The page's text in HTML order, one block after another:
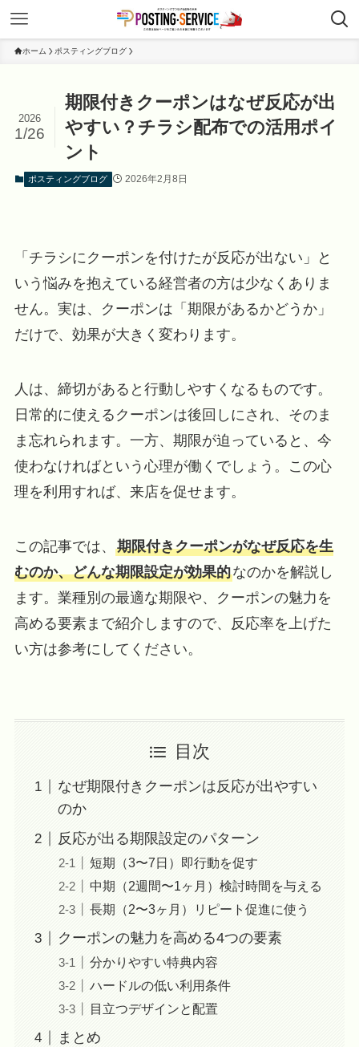
ホーム ポスティングブログ
期限付きクーポンはなぜ反応が出
やすい？チラシ配布での活用ポイ
ント
2026
1/26
ポスティングブログ 2026年2月8日
「チラシにクーポンを付けたが反応が出ない」と
いう悩みを抱えている経営者の方は少なくありま
せん。実は、クーポンは「期限があるかどうか」
だけで、効果が大きく変わります。
人は、締切があると行動しやすくなるものです。
日常的に使えるクーポンは後回しにされ、そのま
ま忘れられます。一方、期限が迫っていると、今
使わなければという心理が働くでしょう。この心
理を利用すれば、来店を促せます。
この記事では、 期限付きクーポンがなぜ反応を生
むのか、どんな期限設定が効果的なのかを解説し
ます。業種別の最適な期限や、クーポンの魅力を
高める要素まで紹介しますので、反応率を上げた
い方は参考にしてください。
目次
なぜ期限付きクーポンは反応が出やすい
のか
反応が出る期限設定のパターン
短期（3〜7日）即行動を促す
中期（2週間〜1ヶ月）検討時間を与える
長期（2〜3ヶ月）リピート促進に使う
クーポンの魅力を高める4つの要素
分かりやすい特典内容
ハードルの低い利用条件
目立つデザインと配置
まとめ